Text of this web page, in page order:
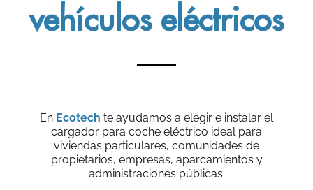
vehículos eléctricos
En Ecotech te ayudamos a elegir e instalar el
cargador para coche eléctrico ideal para
viviendas particulares, comunidades de
propietarios, empresas, aparcamientos y
administraciones públicas.